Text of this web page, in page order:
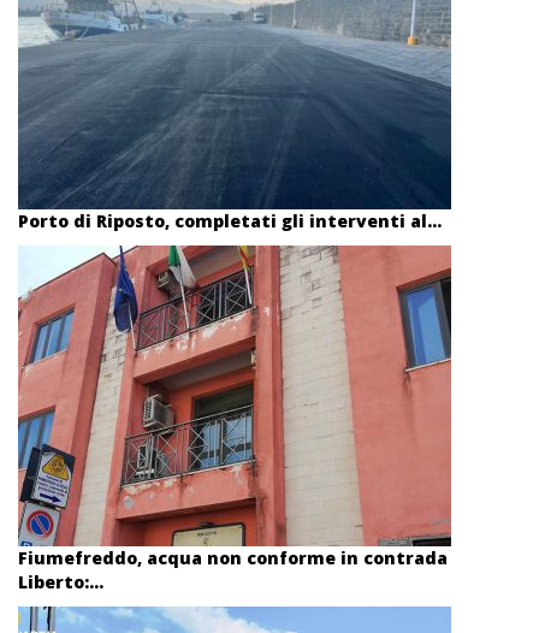
Porto di Riposto, completati gli interventi al...
Fiumefreddo, acqua non conforme in contrada
Liberto:...